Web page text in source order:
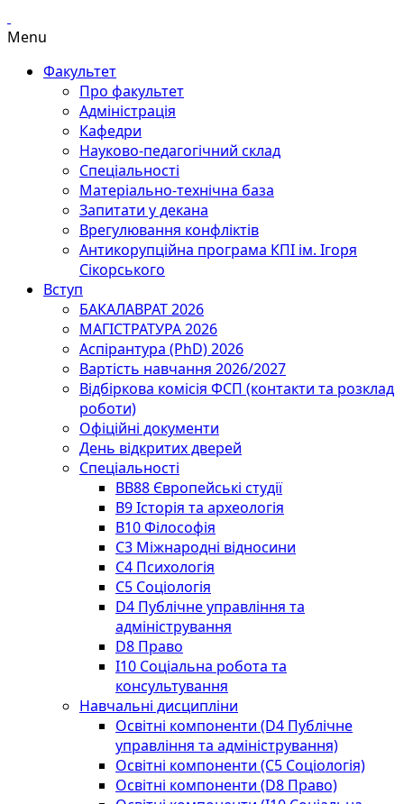
Menu
Факультет
Про факультет
Адміністрація
Кафедри
Науково-педагогічний склад
Спеціальності
Матеріально-технічна база
Запитати у декана
Врегулювання конфліктів
Антикорупційна програма КПІ ім. Ігоря
Сікорського
Вступ
БАКАЛАВРАТ 2026
МАГІСТРАТУРА 2026
Аспірантура (PhD) 2026
Вартість навчання 2026/2027
Відбіркова комісія ФСП (контакти та розклад
роботи)
Офіційні документи
День відкритих дверей
Спеціальності
BВ88 Європейські студії
B9 Історія та археологія
B10 Філософія
C3 Міжнародні відносини
C4 Психологія
С5 Соціологія
D4 Публічне управління та
адміністрування
D8 Право
I10 Соціальна робота та
консультування
Навчальні дисципліни
Освітні компоненти (D4 Публічне
управління та адміністрування)
Освітні компоненти (С5 Соціологія)
Освітні компоненти (D8 Право)